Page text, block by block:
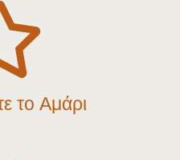
το Αμάρι